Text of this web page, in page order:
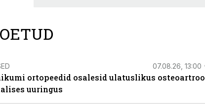
07.08.26, 13:00
ortopeedid osalesid ulatuslikus
uuringus